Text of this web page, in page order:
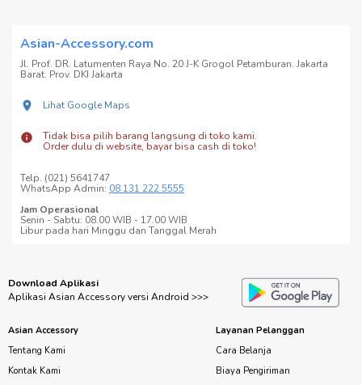
Asian-Accessory.com
Jl. Prof. DR. Latumenten Raya No. 20 J-K Grogol Petamburan. Jakarta
Barat. Prov. DKI Jakarta
Lihat Google Maps
Tidak bisa pilih barang langsung di toko kami.
Order dulu di website, bayar bisa cash di toko!
Telp. (021) 5641747
WhatsApp Admin: 08 131 222 5555
Jam Operasional
Senin - Sabtu: 08.00 WIB - 17.00 WIB
Libur pada hari Minggu dan Tanggal Merah
Download Aplikasi
Aplikasi Asian Accessory versi Android >>>
Asian Accessory
Tentang Kami
Kontak Kami
Layanan Pelanggan
Cara Belanja
Biaya Pengiriman